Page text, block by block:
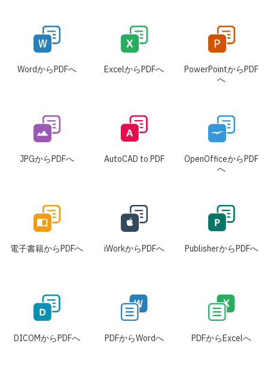
WordからPDFへ ExcelからPDFへ
PowerPointからPDF
へ
JPGからPDFへ AutoCAD to PDF
OpenOfficeからPDF
へ
電子書籍からPDFへ iWorkからPDFへ PublisherからPDFへ
DICOMからPDFへ PDFからWordへ PDFからExcelへ